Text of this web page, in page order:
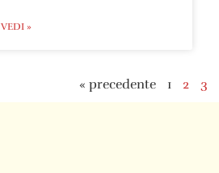
VEDI »
« precedente 1 2 3